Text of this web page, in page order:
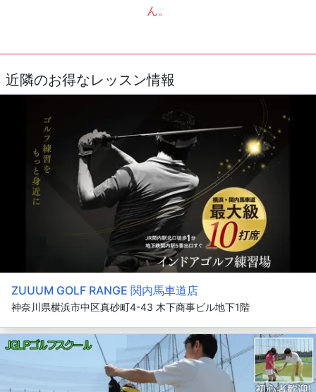
ん。
近隣のお得なレッスン情報
ZUUUM GOLF RANGE 関内馬車道店
神奈川県横浜市中区真砂町4-43 木下商事ビル地下1階